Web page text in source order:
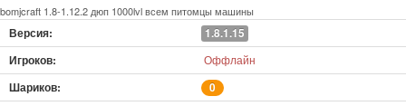
bomjcraft 1.8-1.12.2 дюп 1000lvl всем питомцы машины
1.8.1.15
Оффлайн
0